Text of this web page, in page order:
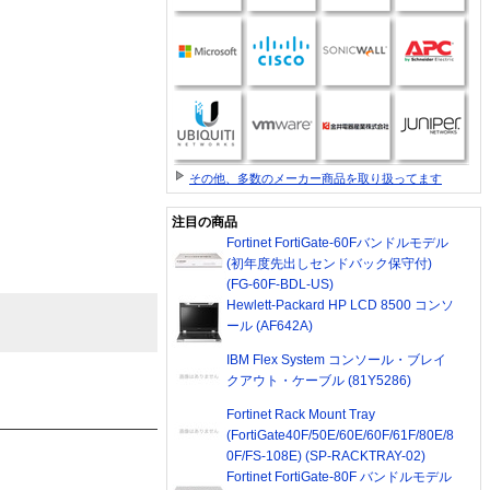
その他、多数のメーカー商品を取り扱ってます
注目の商品
Fortinet FortiGate-60Fバンドルモデル
(初年度先出しセンドバック保守付)
(FG-60F-BDL-US)
Hewlett-Packard HP LCD 8500 コンソ
ール (AF642A)
IBM Flex System コンソール・ブレイ
クアウト・ケーブル (81Y5286)
Fortinet Rack Mount Tray
(FortiGate40F/50E/60E/60F/61F/80E/8
0F/FS-108E) (SP-RACKTRAY-02)
Fortinet FortiGate-80F バンドルモデル